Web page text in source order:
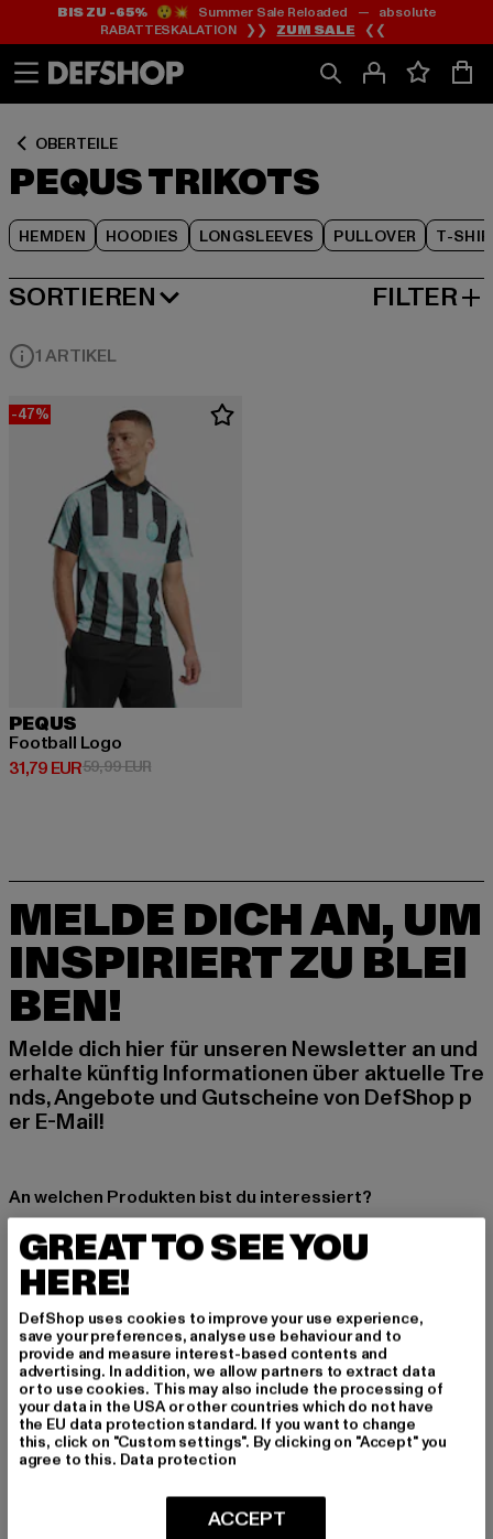
Zum
Inhalt
springen
Zum
Fußzeile
springen
BIS ZU -65%😲💥 Summer Sale Reloaded — absolute
RABATTESKALATION ❯❯ ZUM SALE ❮❮
OBERTEILE
PEQUS TRIKOTS
HEMDEN HOODIES LONGSLEEVES PULLOVER T-
Zum
Produktraster
springen
SORTIEREN
BELIEBTESTE FILTER
1 ARTIKEL
-47%
PEQUS
Football Logo
31,79 EUR
Derzeitiger Preis: 31,79 EUR
59,99 EURAktionspreis: 59,99 EUR
MELDE DICH AN, UM
INSPIRIERT ZU BLEI
BEN!
Melde dich hier für unseren Newsletter an und
erhalte künftig Informationen über aktuelle Tre
nds, Angebote und Gutscheine von DefShop p
er E-Mail!
An welchen Produkten bist du interessiert?
MÄNNER
FRAUEN
E-MAIL
ANMELDEN
Informationen dazu, wie DefShop mit Deinen Daten umgeht, findest Du
in unserer Datenschutzerklärung. Du kannst Dich jederzeit kostenfei
abmelden.Datenschutzerklärung lesen.
GREAT TO SEE YOU
HERE!
DefShop uses cookies to improve your use experience,
save your preferences, analyse use behaviour and to
provide and measure interest-based contents and
advertising. In addition, we allow partners to extract data
or to use cookies. This may also include the processing of
your data in the USA or other countries which do not have
the EU data protection standard. If you want to change
this, click on "Custom settings". By clicking on "Accept" you
agree to this. Data protection
ACCEPT